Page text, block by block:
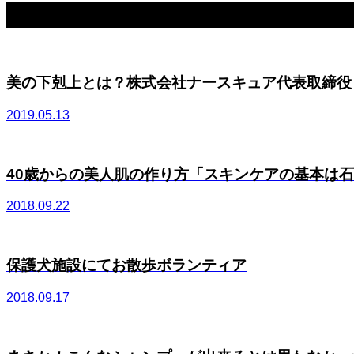
美の下剋上とは？株式会社ナースキュア代表取締役
2019.05.13
40歳からの美人肌の作り方「スキンケアの基本は
2018.09.22
保護犬施設にてお散歩ボランティア
2018.09.17